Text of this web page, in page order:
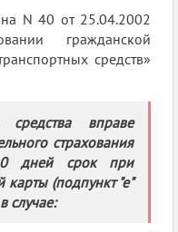
N 40 от 25.04.2002
гражданской
средств»
средства вправе
страхования
дней срок при
карты (подпункт "е"
случае: